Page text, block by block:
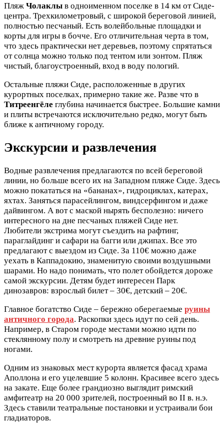
Пляж Чолаклы в одноименном поселке в 14 км от Сиде-
центра. Трехкилометровый, с широкой береговой линией,
полностью песчаный. Есть волейбольные площадки и
корты для игры в бочче. Его отличительная черта в том,
что здесь практически нет деревьев, поэтому спрятаться
от солнца можно только под тентом или зонтом. Пляж
чистый, благоустроенный, вход в воду пологий.
Остальные пляжи Сиде, расположенные в других
курортных поселках, примерно такие же. Разве что в
Титреенгёле глубина начинается быстрее. Большие камни
и плиты встречаются исключительно редко, могут быть
ближе к античному городу.
Экскурсии и развлечения
Водные развлечения предлагаются по всей береговой
линии, но больше всего их на Западном пляже Сиде. Здесь
можно покататься на «бананах», гидроциклах, катерах,
яхтах. Заняться парасейлингом, виндсерфингом и даже
дайвингом. А вот с маской нырять бесполезно: ничего
интересного на дне песчаных пляжей Сиде нет.
Любители экстрима могут съездить на рафтинг,
параглайдинг и сафари на багги или джипах. Все это
предлагают с выездом из Сиде. За 110€ можно даже
уехать в Каппадокию, знаменитую своими воздушными
шарами. Но надо понимать, что полет обойдется дороже
самой экскурсии. Детям будет интересен Парк
динозавров: взрослый билет – 30€, детский – 20€.
Главное богатство Сиде – бережно оберегаемые руины
античного города. Раскопки здесь идут по сей день.
Например, в Старом городе местами можно идти по
стеклянному полу и смотреть на древние руины под
ногами.
Одним из знаковых мест курорта является фасад храма
Аполлона и его уцелевшие 5 колонн. Красивее всего здесь
на закате. Еще более грандиозно выглядит римский
амфитеатр на 20 000 зрителей, построенный во II в. н.э.
Здесь ставили театральные постановки и устраивали бои
гладиаторов.